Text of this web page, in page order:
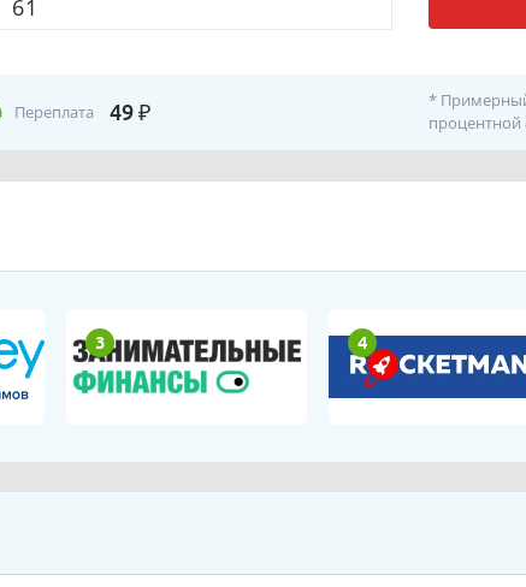
Переплата 49₽
*
процентной
3 4